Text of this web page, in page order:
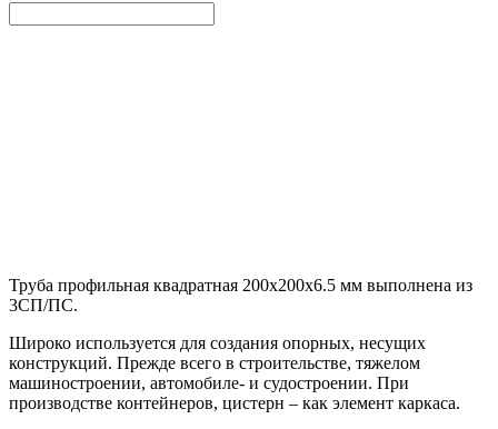
Труба профильная квадратная 200х200х6.5 мм выполнена из
3СП/ПС.
Широко используется для создания опорных, несущих
конструкций. Прежде всего в строительстве, тяжелом
машиностроении, автомобиле- и судостроении. При
производстве контейнеров, цистерн – как элемент каркаса.